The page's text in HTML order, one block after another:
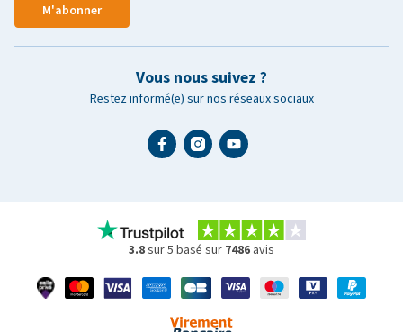
M'abonner
Vous nous suivez ?
Restez informé(e) sur nos réseaux sociaux
3.8sur 5 basé sur 7486 avis